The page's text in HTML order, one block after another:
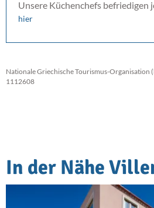
Unsere Küchenchefs befriedigen
hier
Nationale Griechische Tourismus-
1112608
In der Nähe